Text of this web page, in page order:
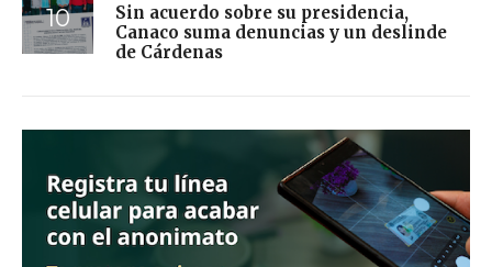
Sin acuerdo sobre su presidencia,
Canaco suma denuncias y un deslinde
de Cárdenas